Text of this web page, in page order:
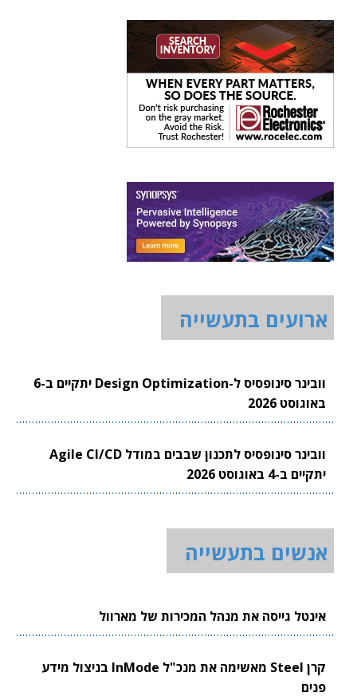
ארועים בתעשייה
וובינר סינופסיס ל-Design Optimization יתקיים ב-6
באוגוסט 2026
וובינר סינופסיס לתכנון שבבים במודל Agile CI/CD
יתקיים ב-4 באוגוסט 2026
אנשים בתעשייה
אינטל גייסה את מנהל המכירות של מארוול
קרן Steel מאשימה את מנכ"ל InMode בניצול מידע
פנים